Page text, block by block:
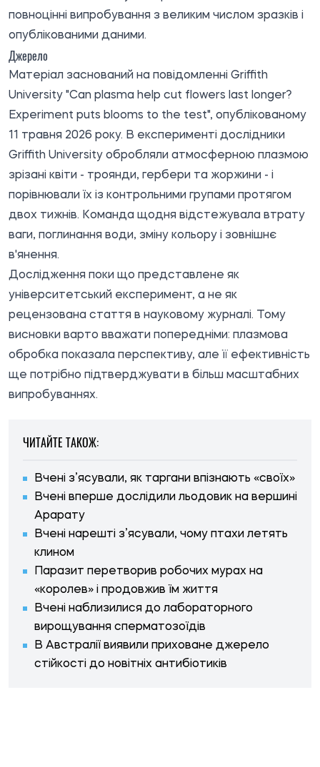
повноцінні випробування з великим числом зразків і
опублікованими даними.
Джерело
Матеріал заснований на повідомленні Griffith
University "Can plasma help cut flowers last longer?
Experiment puts blooms to the test", опублікованому
11 травня 2026 року. В експерименті дослідники
Griffith University обробляли атмосферною плазмою
зрізані квіти - троянди, гербери та жоржини - і
порівнювали їх із контрольними групами протягом
двох тижнів. Команда щодня відстежувала втрату
ваги, поглинання води, зміну кольору і зовнішнє
в'янення.
Дослідження поки що представлене як
університетський експеримент, а не як
рецензована стаття в науковому журналі. Тому
висновки варто вважати попередніми: плазмова
обробка показала перспективу, але її ефективність
ще потрібно підтверджувати в більш масштабних
випробуваннях.
ЧИТАЙТЕ ТАКОЖ:
Вчені з’ясували, як таргани впізнають «своїх»
Вчені вперше дослідили льодовик на вершині
Арарату
Вчені нарешті з’ясували, чому птахи летять
клином
Паразит перетворив робочих мурах на
«королев» і продовжив їм життя
Вчені наблизилися до лабораторного
вирощування сперматозоїдів
В Австралії виявили приховане джерело
стійкості до новітніх антибіотиків